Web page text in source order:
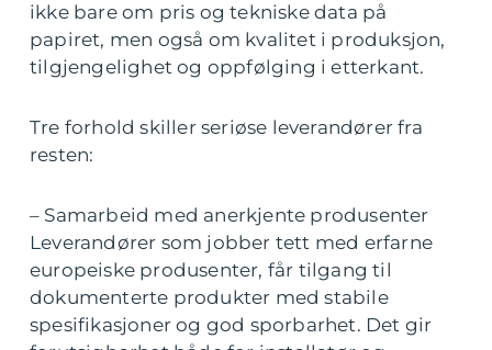
ikke bare om pris og tekniske data på
papiret, men også om kvalitet i produksjon,
tilgjengelighet og oppfølging i etterkant.
Tre forhold skiller seriøse leverandører fra
resten:
– Samarbeid med anerkjente produsenter
Leverandører som jobber tett med erfarne
europeiske produsenter, får tilgang til
dokumenterte produkter med stabile
spesifikasjoner og god sporbarhet. Det gir